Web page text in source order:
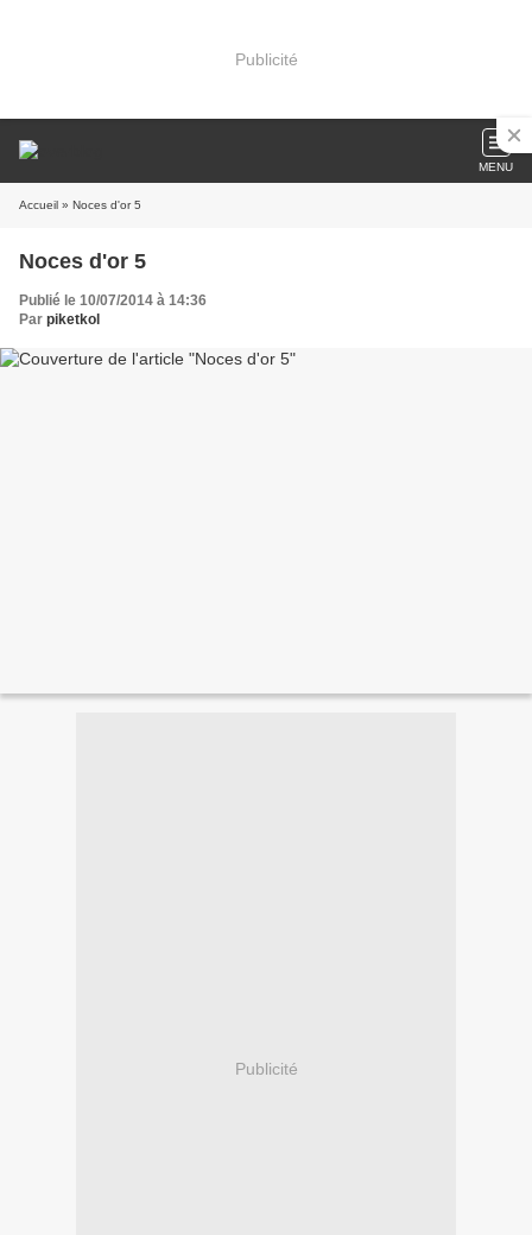
Publicité
MENU
Accueil » Noces d'or 5
Noces d'or 5
Publié le 10/07/2014 à 14:36
Par piketkol
Publicité